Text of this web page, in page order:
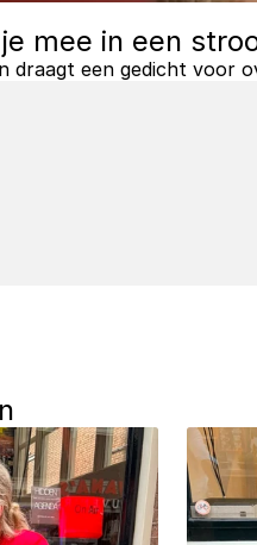
mee in een
draagt een gedicht voor